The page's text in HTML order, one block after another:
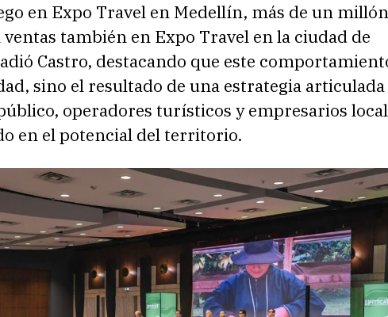
en Expo Travel en Medellín, más de un millón
ventas también en Expo Travel en la ciudad de
Castro, destacando que este
sino el resultado de una estrategia articulada
operadores turísticos y empresarios
en el potencial del territorio.